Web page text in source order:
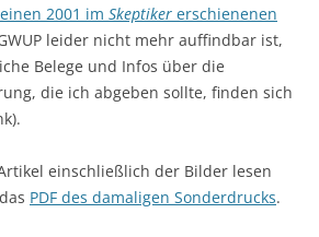
2001 im Skeptiker erschienenen
leider nicht mehr auffindbar ist,
Belege und Infos über die
die ich abgeben sollte, finden sich
einschließlich der Bilder lesen
PDF des damaligen Sonderdrucks.